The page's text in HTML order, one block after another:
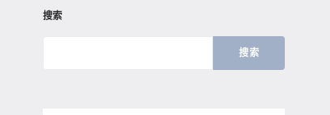
搜索
搜索